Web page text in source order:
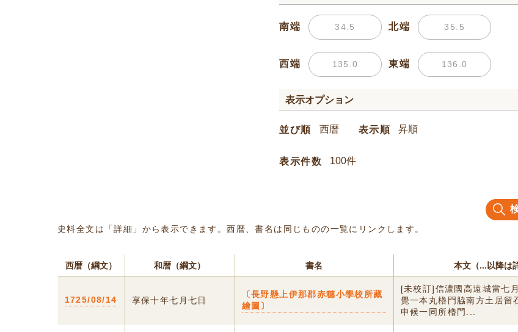
南端 北端
西端 東端
表示オプション
並び順 表示順
表示件数
史料全文は「詳細」から表示できます。西暦、書名は同じものの一覧にリンクします。
西暦（綱文） 和暦（綱文） 書名 本文（...以降は
1725/08/14 享保十年七月七日
〔長野懸上伊那郡赤穗小學校所藏
繪圖〕
[未校訂]信濃國高遠城當七
覺一本丸櫓門脇南方土居留
申候一同所櫓門...